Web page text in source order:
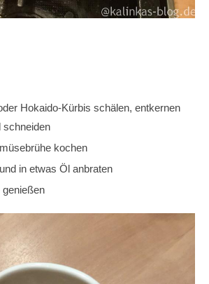
Hokaido-Kürbis schälen, entkernen
schneiden
kochen
in etwas Öl anbraten